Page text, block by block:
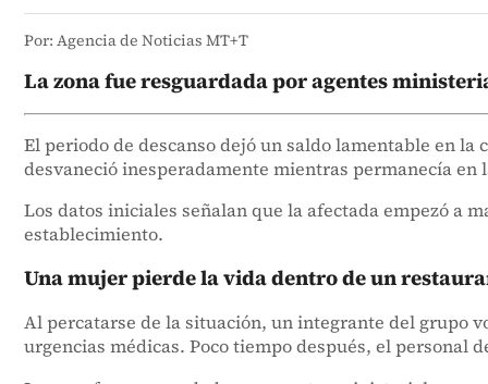
Por: Agencia de Noticias MT+T
La zona fue resguardada por agentes
El periodo de descanso dejó un saldo lamentable en
desvaneció inesperadamente mientras permanecía
Los datos iniciales señalan que la afectada empezó a
establecimiento.
Una mujer pierde la vida dentro de un
Al percatarse de la situación, un integrante del grupo
urgencias médicas. Poco tiempo después, el personal